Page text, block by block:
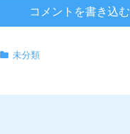
コメントを書き込む
未分類